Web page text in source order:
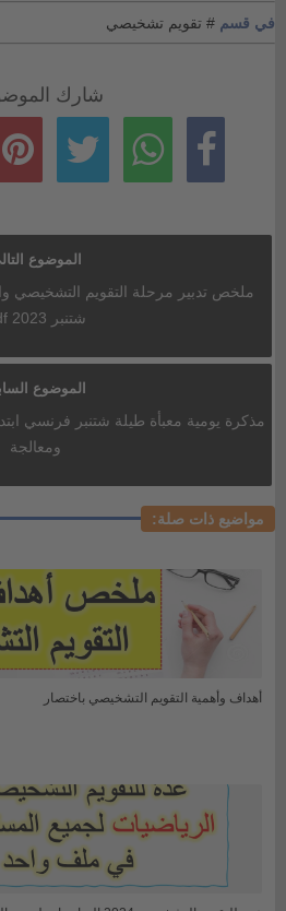
في قسم # تقويم تشخيصي
شارك
الموضوع
ملخص تدبير مرحلة التقويم التشخيصي
شتنبر 2023 Pdf
الموضوع
ومعالجة
مواضيع ذات صلة:
أهداف وأهمية التقويم التشخيصي باختصار